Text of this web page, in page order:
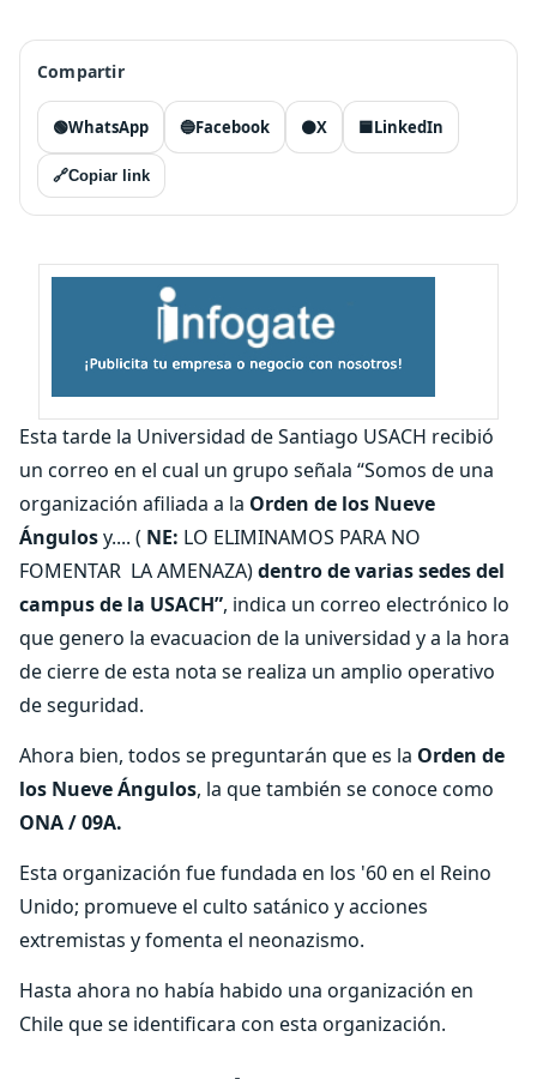
Compartir
🟢WhatsApp 🔵Facebook ⚫X 🟦LinkedIn
🔗Copiar link
Esta tarde la Universidad de Santiago USACH recibió
un correo en el cual un grupo señala “Somos de una
organización afiliada a la Orden de los Nueve
Ángulosy.... ( NE: LO ELIMINAMOS PARA NO
FOMENTAR LA AMENAZA)dentro de varias sedes del
campus de la USACH”, indica un correo electrónico lo
que genero la evacuacion de la universidad y a la hora
de cierre de esta nota se realiza un amplio operativo
de seguridad.
Ahora bien, todos se preguntarán que es la Orden de
los Nueve Ángulos, la que también se conoce como
ONA /09A.
Esta organización fue fundada en los '60 en el Reino
Unido; promueve el culto satánico y acciones
extremistas y fomenta el neonazismo.
Hasta ahora no había habido una organización en
Chile que se identificara con esta organización.